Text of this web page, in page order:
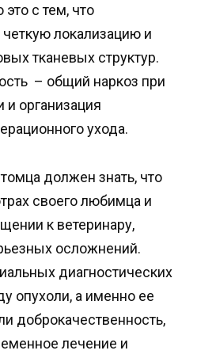
с тем, что
локализацию и
тканевых структур.
– общий наркоз при
организация
ухода.
должен знать, что
своего любимца и
к ветеринару,
осложнений.
диагностических
опухоли, а именно ее
доброкачественность,
лечение и